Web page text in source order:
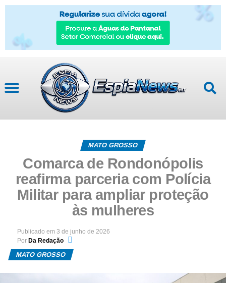
MATO GROSSO
Comarca de Rondonópolis
reafirma parceria com Polícia
Militar para ampliar proteção
às mulheres
Publicado em 3 de junho de 2026
Por Da Redação
MATO GROSSO